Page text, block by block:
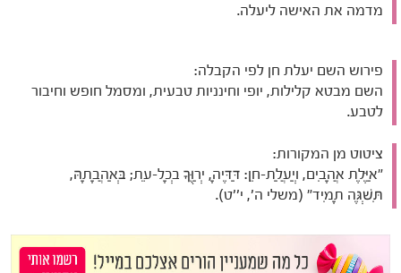
מדמה את האישה ליעלה.
פירוש השם יעלת חן לפי הקבלה:
השם מבטא קלילות, יופי וחינניות טבעית, ומסמל חופש וחיבור
לטבע.
ציטוט מן המקורות:
"אַיֶּלֶת אֲהָבִים, וְיַעֲלַת-חֵן: דַּדֶּיהָ, יְרַוֻּךָ בְכָל-עֵת; בְּאַהֲבָתָהּ,
תִּשְׁגֶּה תָמִיד" (משלי ה', י''ט).